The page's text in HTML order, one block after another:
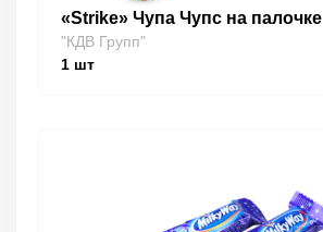
«Strike» Чупа Чупс на палочке
"КДВ Групп"
1 шт